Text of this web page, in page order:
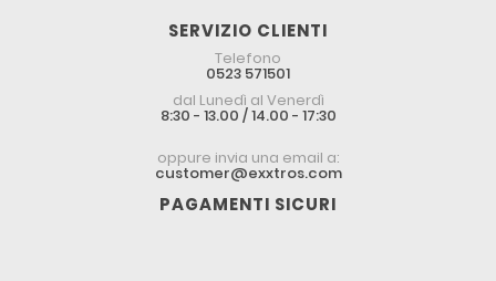
SERVIZIO CLIENTI
Telefono
0523 571501
dal Lunedì al Venerdì
8:30 - 13.00 / 14.00 - 17:30
oppure invia una email a:
customer@exxtros.com
PAGAMENTI SICURI